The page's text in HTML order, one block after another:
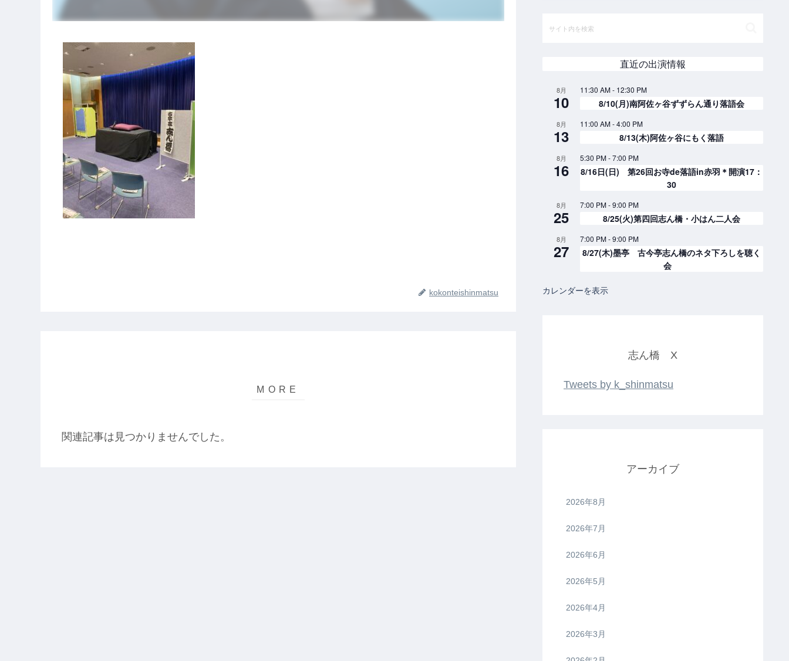
kokonteishinmatsu
関連記事は見つかりませんでした。
直近の出演情報
8月
10
11:30 AM- 12:30 PM
8/10(月)南阿佐ヶ谷ずずらん通り落語会
8月
13
11:00 AM-4:00 PM
8/13(木)阿佐ヶ谷にもく落語
8月
16
5:30 PM-7:00 PM
8/16日(日) 第26回お寺de落語in赤羽＊開演17：
30
8月
25
7:00 PM-9:00 PM
8/25(火)第四回志ん橋・小はん二人会
8月
27
7:00 PM-9:00 PM
8/27(木)墨亭 古今亭志ん橋のネタ下ろしを聴く
会
カレンダーを表示
志ん橋 X
Tweets by k_shinmatsu
アーカイブ
2026年8月
2026年7月
2026年6月
2026年5月
2026年4月
2026年3月